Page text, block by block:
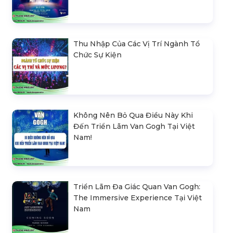
Thu Nhập Của Các Vị Trí Ngành Tổ
Chức Sự Kiện
Không Nên Bỏ Qua Điều Này Khi
Đến Triển Lãm Van Gogh Tại Việt
Nam!
Triển Lãm Đa Giác Quan Van Gogh:
The Immersive Experience Tại Việt
Nam